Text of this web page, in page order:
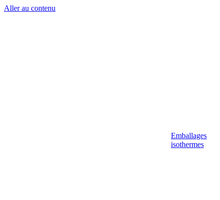
Aller au contenu
Emballages
isothermes